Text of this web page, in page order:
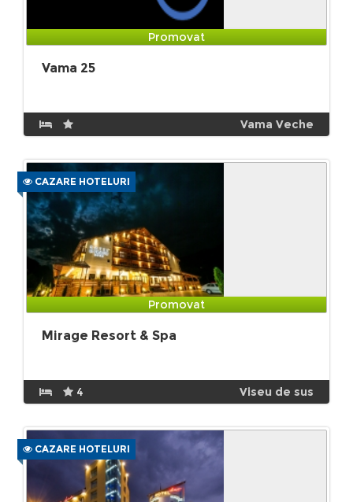
Promovat
Vama 25
Vama Veche
CAZARE HOTELURI
Promovat
Mirage Resort & Spa
4 Viseu de sus
CAZARE HOTELURI